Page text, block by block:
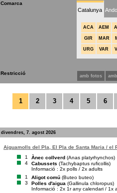
Comarca
Catalunya
ACA AEM
GIR MAR
URG VAR
Restricció amb fotos
1 2 3 4 5 6
divendres, 7. agost 2026
Aiguamolls del Pla, El Pla de Santa Maria / el
1
Ànec collverd (Anas platyrhynchos)
4
Cabussets (Tachybaptus ruficollis)
Informació : 2x polls / 2x adults
1
Aligot comú (Buteo buteo)
3
Polles d'aigua (Gallinula chloropus)
Informació : 2x 1r any calendari / 1x